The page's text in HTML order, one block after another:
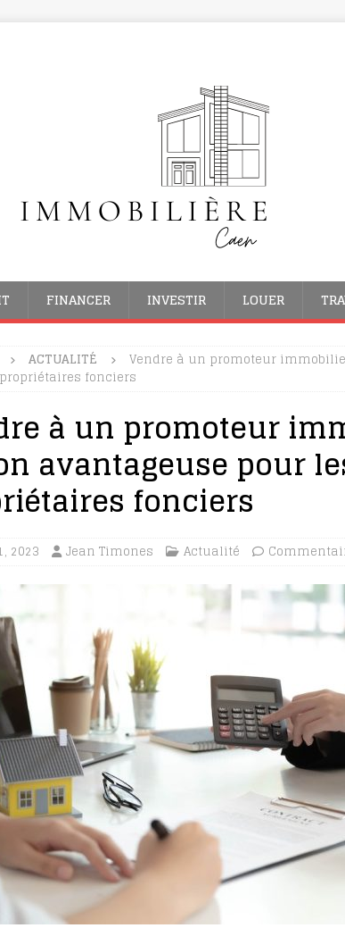
FINANCER INVESTIR LOUER
ACTUALITÉ
Vendre à un promoteur
fonciers
à un promoteur
avantageuse pour
fonciers
2023 Jean Timones Actualité